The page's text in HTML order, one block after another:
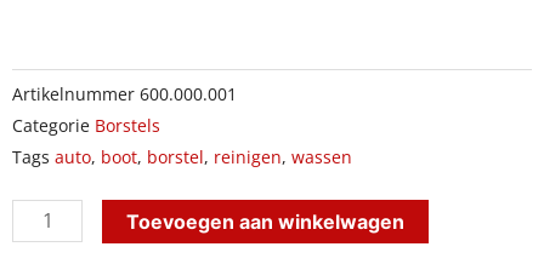
Artikelnummer 600.000.001
Categorie Borstels
Tags auto, boot, borstel, reinigen, wassen
duo
vrachtwagenborstel
Toevoegen aan winkelwagen